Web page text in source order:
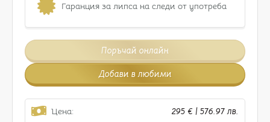
Гаранция за липса на следи от употреба
Поръчай онлайн
Добави в любими
Цена: 295 € | 576.97 лв.